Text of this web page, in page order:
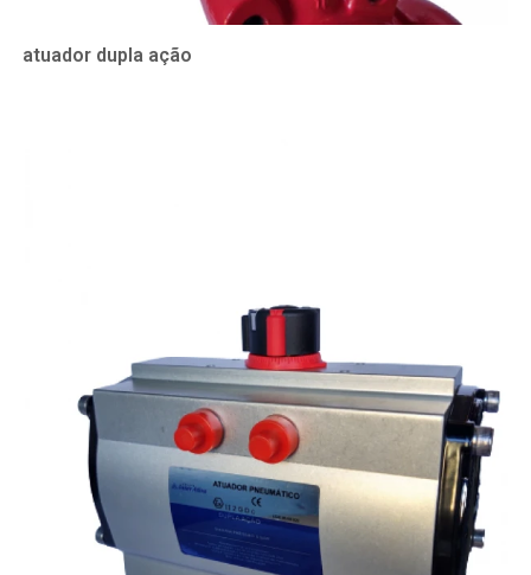
atuador dupla ação